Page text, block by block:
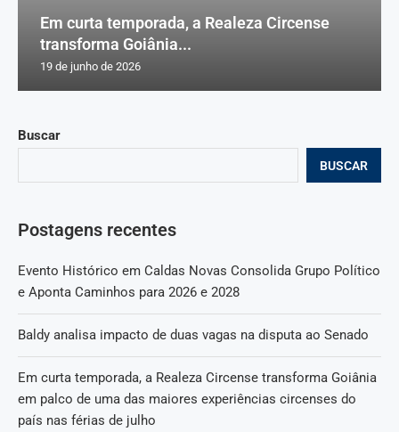
Buscar
BUSCAR
Postagens recentes
Evento Histórico em Caldas Novas Consolida Grupo Político
e Aponta Caminhos para 2026 e 2028
Baldy analisa impacto de duas vagas na disputa ao Senado
Em curta temporada, a Realeza Circense transforma Goiânia
em palco de uma das maiores experiências circenses do
país nas férias de julho
Em curta temporada, a Realeza Circense
transforma Goiânia...
19 de junho de 2026